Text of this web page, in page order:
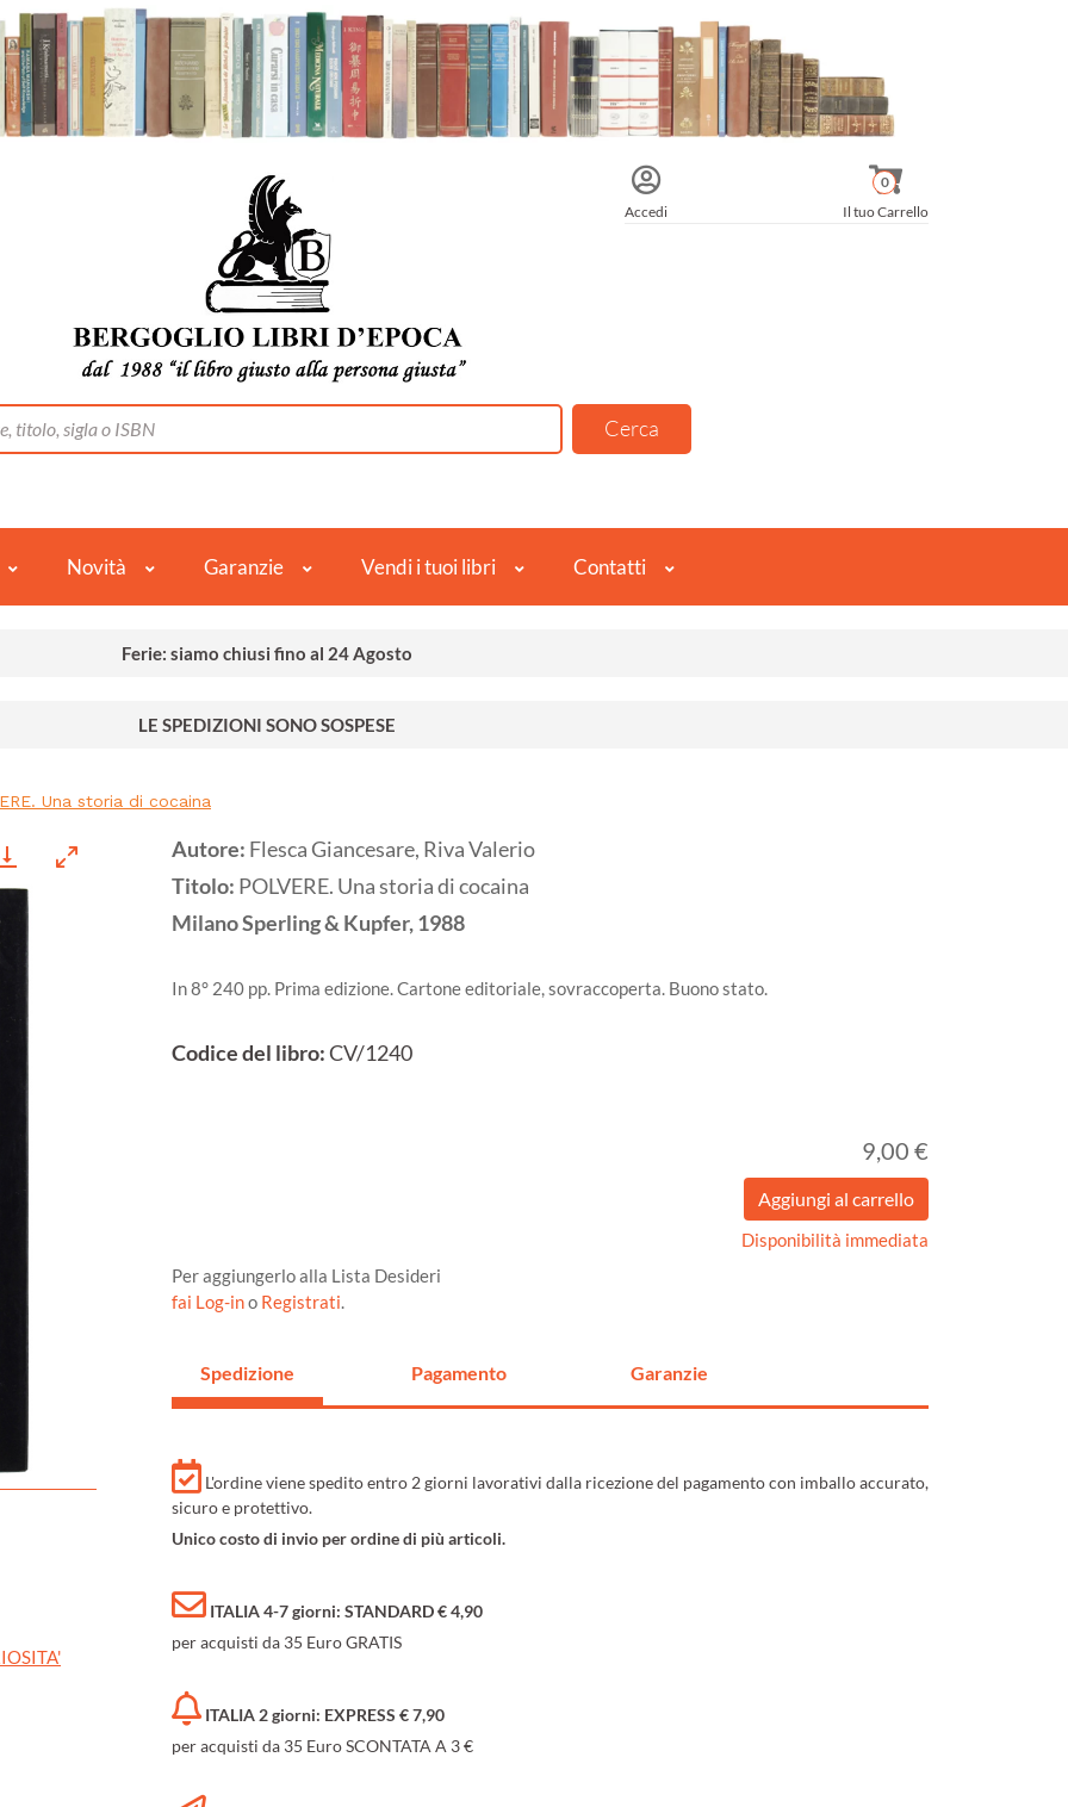
Accedi Il tuo Carrello
0
Novità Garanzie Vendi i tuoi libri Contatti
Ferie: siamo chiusi fino al 24 Agosto
LE SPEDIZIONI SONO SOSPESE
Una storia di cocaina
Autore: Flesca Giancesare, Riva Valerio
Titolo: POLVERE. Una storia di cocaina
MilanoSperling & Kupfer,1988
In 8° 240 pp. Prima edizione. Cartone editoriale, sovraccoperta. Buono stato.
Codice del libro:CV/1240
9,00 €
Disponibilità immediata
Per aggiungerlo alla Lista Desideri
fai Log-ino Registrati.
Spedizione Pagamento Garanzie
L'ordine viene spedito entro 2 giorni lavorativi dalla ricezione del pagamento con imballo accurato,
sicuro e protettivo.
Unico costo di invio per ordine di più articoli.
ITALIA 4-7 giorni: STANDARD € 4,90
per acquisti da 35 Euro GRATIS
ITALIA 2 giorni: EXPRESS € 7,90
per acquisti da 35 Euro SCONTATA A 3 €